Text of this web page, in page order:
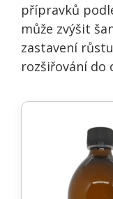
přípravků
může zvýšit
zastavení
rozšiřování do